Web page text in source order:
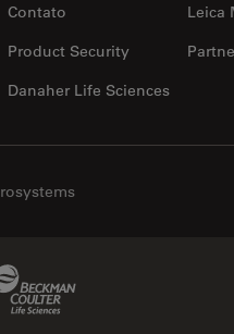
Contato
Leica
Product Security
Danaher Life Sciences